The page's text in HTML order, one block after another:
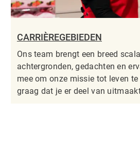
CARRIÈREGEBIEDEN
Ons team brengt een breed
achtergronden, gedachten en
mee om onze missie tot leven
graag dat je er deel van